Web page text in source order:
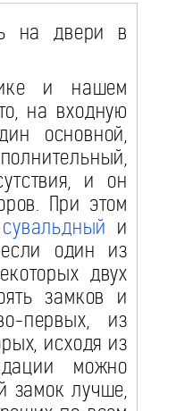
на двери в
и нашем
на входную
основной,
и он
При этом
сувальдный и
один из
двух
замков и
первых, из
исходя из
можно
замок лучше,